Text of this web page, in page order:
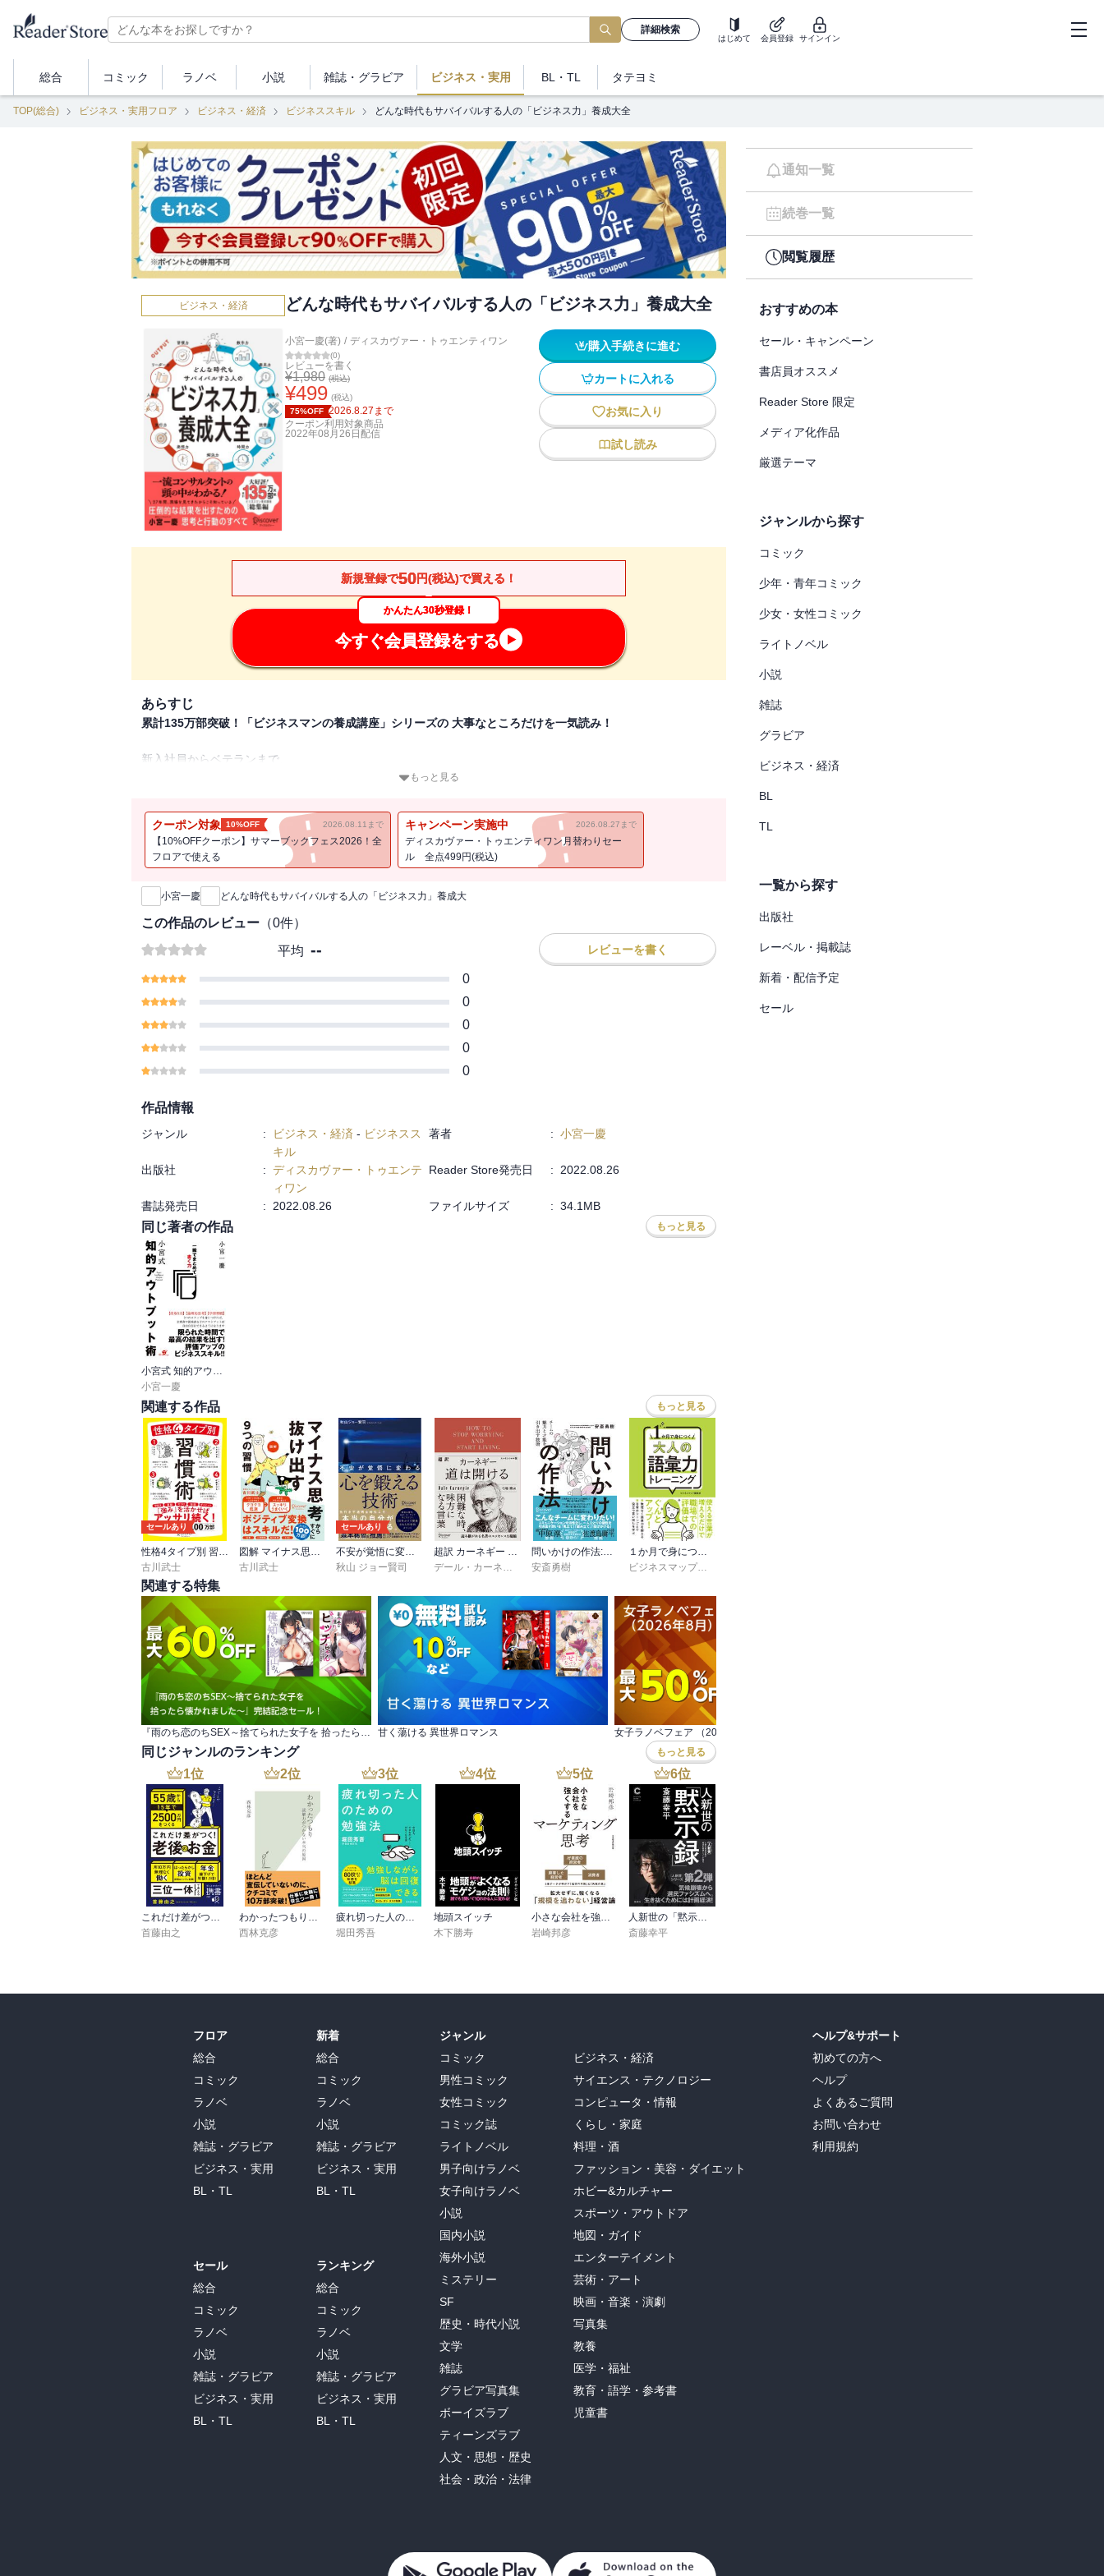
詳細検索
はじめて 会員登録 サインイン
総合 コミック ラノベ 小説 雑誌・ グラビア ビジネス ・実用 BL・TL タテヨミ
TOP(総合) ビジネス・実用フロア ビジネス・経済 ビジネススキル どんな時代もサバイバルする人の「ビジネス力」養成大全
ビジネス・経済 どんな時代もサバイバルする人の「ビジネス力」養成大全
小宮一慶(著) / ディスカヴァー・トゥエンティワン
(0)
レビューを書く
¥1,980 (税込)
¥499 (税込)
75%OFF 2026.8.27 まで
クーポン利用対象商品
2022年08月26日 配信
購入手続きに進む
カートに入れる
お気に入り
試し読み
新規登録で50円(税込)で買える！
かんたん30秒登録！
今すぐ会員登録をする
あらすじ
累計135万部突破！「ビジネスマンの養成講座」シリーズの 大事なところだけを一気読み！
新入社員からベテランまで、
□27年間、現場を見てきたトップコンサルタントだから知っている、
「圧倒的な結果を出すための思考と行動」のすべてがわかる！
読んだらすぐに実践したくなる401ものTIPSを全網羅
第1章 ビジネスパーソンの共通言語を手に入れる「数字力」
第3章 人生100年時代を強く生き抜く「勉強力」
第4章 できるビジネスパーソンは読み方が違う「読書力」
第7章 インプットした情報をアイデアに変える「発想力」
第8章 アクションを起こして継続する「実行力」
第9章 人としての魅力を磨く「人物力」
第11章 すべては毎日の生き方が決める「習慣力」
■こんな方におすすめです!
・まだ入社して間もないので、どんなビジネススキルを身につければいいかわからない
・昇進・昇任を機に、仕事も一段階スキルアップしたい
・コンサルタントのものの見方、考え方を知りたい
・仕事がうまく回っていない実感があり、なんとかしたい
・自分の苦手分野（数字力、実行力、習慣力など）を認識しており、それを補強したい
・これまで自己流で仕事をしていたので、ほかの会社で通用するか不安
・初めて部下を持つようになったが、どう指導していいかわからない
もっと見る
クーポン対象 10%OFF 2026.08.11まで
【10%OFFクーポン】サマーブックフェス2026！全
フロアで使える
キャンペーン実施中 2026.08.27まで
ディスカヴァー・トゥエンティワン月替わりセー
ル 全点499円(税込)
新刊通知
小宮一慶 どんな時代もサバイバルする人の「ビジネス力」養成大
この作品のレビュー （0件）
平均 -- レビューを書く
0
0
0
0
0
作品情報
ジャンル : ビジネス・経済 - ビジネスス
キル
著者 : 小宮一慶
出版社 : ディスカヴァー・トゥエンテ
ィワン
Reader Store発売日 : 2022.08.26
書誌発売日 : 2022.08.26 ファイルサイズ : 34.1MB
同じ著者の作品 もっと見る
小宮式 知的アウトプット術
小宮一慶
関連する作品 もっと見る
セールあり
古川武士
古川武士
セールあり
秋山 ジョー賢司
弓場隆
問いかけの作法:チームの魅力と才能を引き出す技術
安斎勇樹
関連する特集
甘く蕩ける 異世界ロマンス 女子ラノベフェア （2026年8月）ビーンズ文庫
同じジャンルのランキング もっと見る
1位
これだけ差がつく！老後のお金 55歳から15年で2500万円をつくる
首藤由之
2位
わかったつもり～読解力がつかない本当の原因～
西林克彦
3位
疲れ切った人のための勉強法
堀田秀吾
4位
地頭スイッチ
木下勝寿
5位
小さな会社を強くするマーケティング思考
岩崎邦彦
6位
人新世の「黙示録」（集英社シリーズ・コモン）
斎藤幸平
通知一覧
続巻一覧
閲覧履歴
おすすめの本
セール・キャンペーン
書店員オススメ
Reader Store 限定
メディア化作品
厳選テーマ
ジャンルから探す
コミック
少年・青年コミック
少女・女性コミック
ライトノベル
小説
雑誌
グラビア
ビジネス・経済
BL
TL
一覧から探す
出版社
レーベル・掲載誌
新着・配信予定
セール
フロア
総合
コミック
ラノベ
小説
雑誌・グラビア
ビジネス・実用
BL・TL
セール
総合
コミック
ラノベ
小説
雑誌・グラビア
ビジネス・実用
BL・TL
新着
総合
コミック
ラノベ
小説
雑誌・グラビア
ビジネス・実用
BL・TL
ランキング
総合
コミック
ラノベ
小説
雑誌・グラビア
ビジネス・実用
BL・TL
ジャンル
コミック
男性コミック
女性コミック
コミック誌
ライトノベル
男子向けラノベ
女子向けラノベ
小説
国内小説
海外小説
ミステリー
SF
歴史・時代小説
文学
雑誌
グラビア写真集
ボーイズラブ
ティーンズラブ
人文・思想・歴史
社会・政治・法律
ビジネス・経済
サイエンス・テクノロジー
コンピュータ・情報
くらし・家庭
料理・酒
ファッション・美容・ダイエット
ホビー&カルチャー
スポーツ・アウトドア
地図・ガイド
エンターテイメント
芸術・アート
映画・音楽・演劇
写真集
教養
医学・福祉
教育・語学・参考書
児童書
ヘルプ&サポート
初めての方へ
ヘルプ
よくあるご質問
お問い合わせ
利用規約